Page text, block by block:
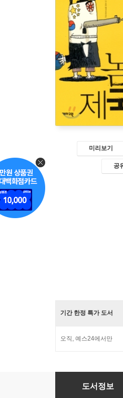
미리보기
공
기간 한정 특가 도서
오직, 예스24에서만
촌놈들의 제국주의
도서정보